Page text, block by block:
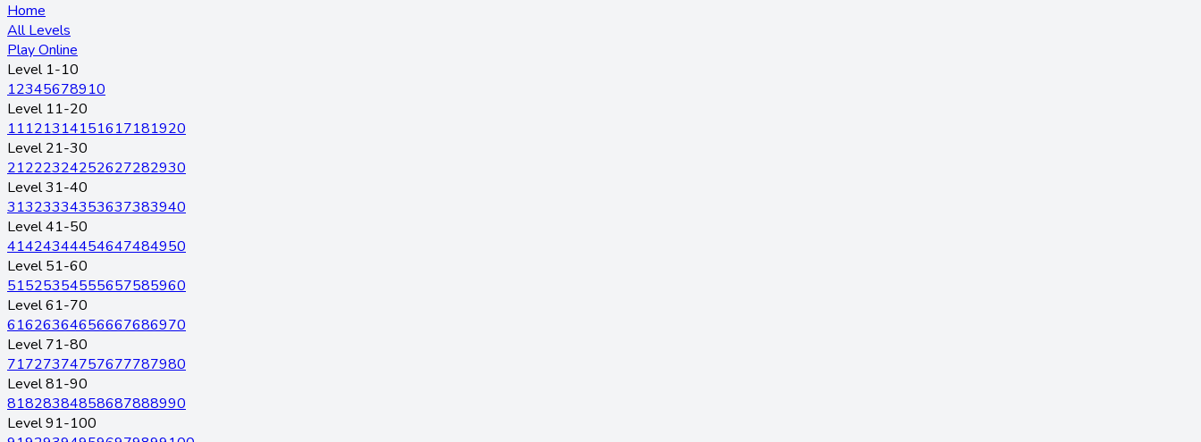
Home
All Levels
Play Online
Level 1-10
12345678910
Level 11-20
11121314151617181920
Level 21-30
21222324252627282930
Level 31-40
31323334353637383940
Level 41-50
41424344454647484950
Level 51-60
51525354555657585960
Level 61-70
61626364656667686970
Level 71-80
71727374757677787980
Level 81-90
81828384858687888990
Level 91-100